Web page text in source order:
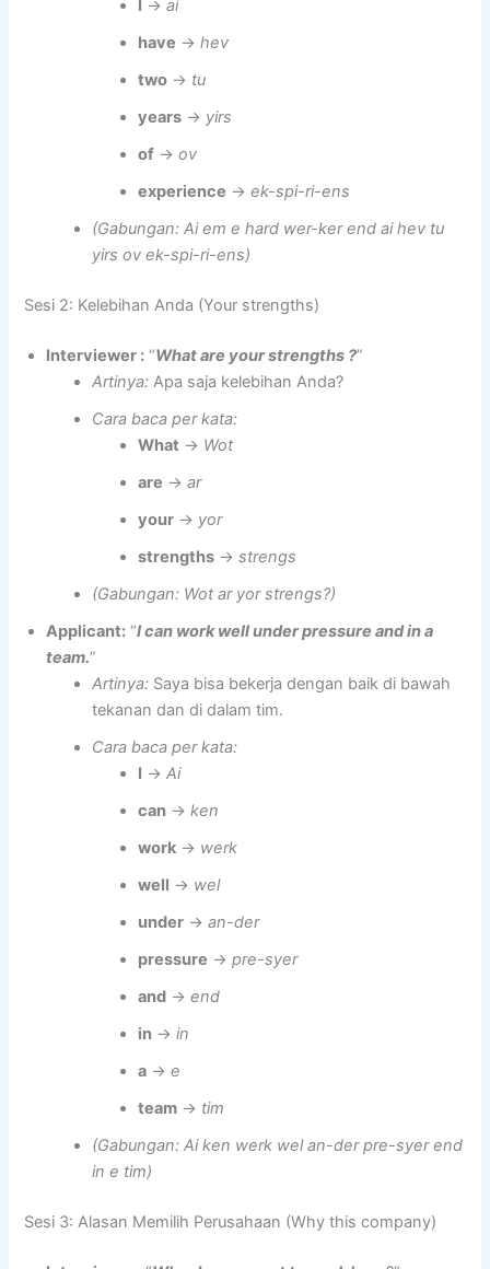
I →ai
have →hev
two → tu
years → yirs
of →ov
experience →ek-spi-ri-ens
(Gabungan: Ai em e hard wer-ker end ai hev tu
yirs ov ek-spi-ri-ens)
Sesi 2: Kelebihan Anda (Your strengths)
Interviewer : “What are your strengths ?”
Artinya: Apa saja kelebihan Anda?
Cara baca per kata:
What → Wot
are →ar
your → yor
strengths →strengs
(Gabungan: Wot ar yor strengs?)
Applicant: “I can work well under pressure and in a
team.”
Artinya: Saya bisa bekerja dengan baik di bawah
tekanan dan di dalam tim.
Cara baca per kata:
I →Ai
can →ken
work → werk
well → wel
under →an-der
pressure →pre-syer
and →end
in →in
a →e
team → tim
(Gabungan: Ai ken werk wel an-der pre-syer end
in e tim)
Sesi 3: Alasan Memilih Perusahaan (Why this company)